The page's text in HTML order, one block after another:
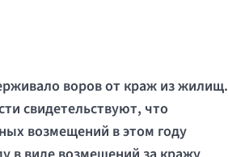
воров от краж из жилищ.
свидетельствуют, что
возмещений в этом году